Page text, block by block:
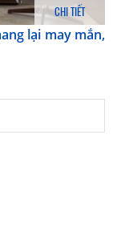
CHI TIẾT
lại may mắn,